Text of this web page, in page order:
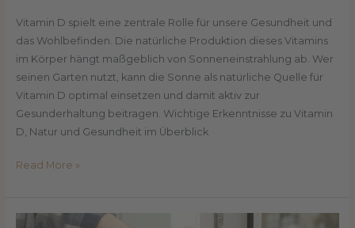
Vitamin D spielt eine zentrale Rolle für unsere Gesundheit und
das Wohlbefinden. Die natürliche Produktion dieses Vitamins
im Körper hängt maßgeblich von Sonneneinstrahlung ab. Wer
seinen Garten nutzt, kann die Sonne als natürliche Quelle für
Vitamin D optimal einsetzen und damit aktiv zur
Gesunderhaltung beitragen. Wichtige Erkenntnisse zu Vitamin
D, Natur und Gesundheit im Überblick
Read More »